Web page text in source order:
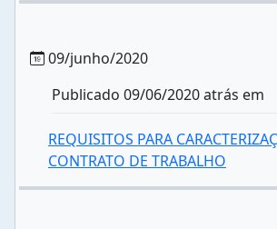
09/junho/2020
Publicado 09/06/2020 atrás em
REQUISITOS PARA
CONTRATO DE TRABALHO